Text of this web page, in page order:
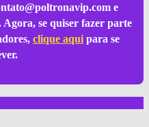
e
Agora, se quiser fazer parte
clique aqui para se